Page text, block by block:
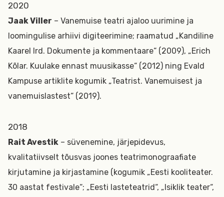
2020
Jaak Viller – Vanemuise teatri ajaloo uurimine ja
loomingulise arhiivi digiteerimine; raamatud „Kandiline
Kaarel Ird. Dokumente ja kommentaare“ (2009), „Erich
Kõlar. Kuulake ennast muusikasse“ (2012) ning Evald
Kampuse artiklite kogumik „Teatrist. Vanemuisest ja
vanemuislastest“ (2019).
2018
Rait Avestik – süvenemine, järjepidevus,
kvalitatiivselt tõusvas joones teatrimonograafiate
kirjutamine ja kirjastamine (kogumik „Eesti kooliteater.
30 aastat festivale“; „Eesti lasteteatrid“, „Isiklik teater“,